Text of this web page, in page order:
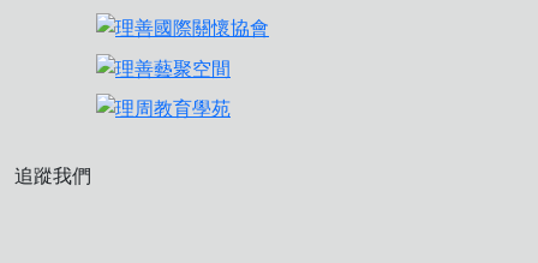
追蹤我們